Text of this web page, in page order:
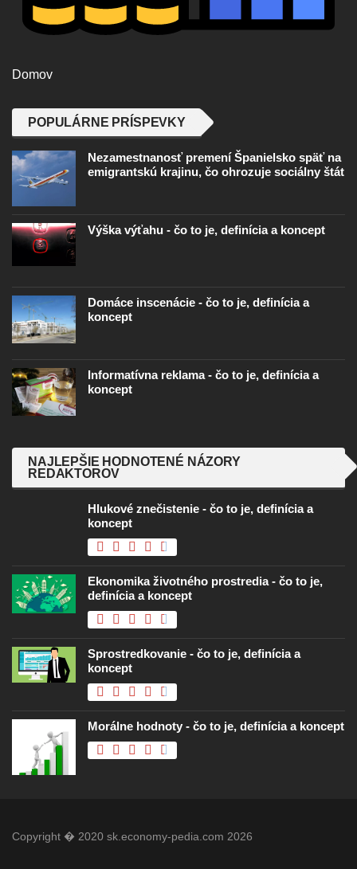
Domov
POPULÁRNE PRÍSPEVKY
Nezamestnanosť premení Španielsko späť na
emigrantskú krajinu, čo ohrozuje sociálny štát
Výška výťahu - čo to je, definícia a koncept
Domáce inscenácie - čo to je, definícia a
koncept
Informatívna reklama - čo to je, definícia a
koncept
NAJLEPŠIE HODNOTENÉ NÁZORY
REDAKTOROV
Hlukové znečistenie - čo to je, definícia a
koncept
Ekonomika životného prostredia - čo to je,
definícia a koncept
Sprostredkovanie - čo to je, definícia a
koncept
Morálne hodnoty - čo to je, definícia a koncept
Copyright � 2020 sk.economy-pedia.com 2026